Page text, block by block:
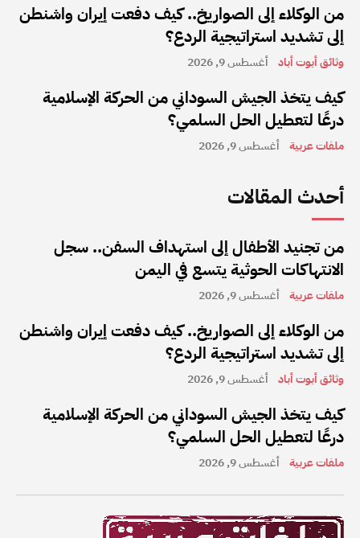
من الوكلاء إلى الصواريخ.. كيف دفعت إيران واشنطن
إلى تشديد استراتيجية الردع؟
وثائق أبوت أباد أغسطس 9, 2026
كيف يتخذ الجيش السوداني من الحركة الإسلامية
درعًا لتعطيل الحل السلمي؟
ملفات عربية أغسطس 9, 2026
أحدث المقالات
من تجنيد الأطفال إلى استهداف السفن.. سجل
الانتهاكات الحوثية يتسع في اليمن
ملفات عربية أغسطس 9, 2026
من الوكلاء إلى الصواريخ.. كيف دفعت إيران واشنطن
إلى تشديد استراتيجية الردع؟
وثائق أبوت أباد أغسطس 9, 2026
كيف يتخذ الجيش السوداني من الحركة الإسلامية
درعًا لتعطيل الحل السلمي؟
ملفات عربية أغسطس 9, 2026